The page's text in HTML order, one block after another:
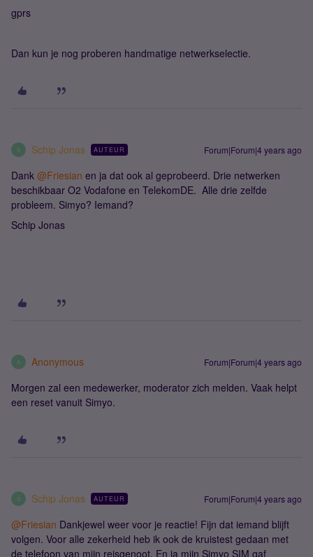
gprs
Dan kun je nog proberen handmatige netwerkselectie.
S Schip Jonas AUTEUR Forum|Forum|4 years ago
Dank @Friesian en ja dat ook al geprobeerd. Drie netwerken
beschikbaar O2 Vodafone en TelekomDE. Alle drie zelfde
probleem. Simyo? Iemand?
Schip Jonas
A Anonymous Forum|Forum|4 years ago
Morgen zal een medewerker, moderator zich melden. Vaak helpt
een reset vanuit Simyo.
S Schip Jonas AUTEUR Forum|Forum|4 years ago
@Friesian Dankjewel weer voor je reactie! Fijn dat iemand blijft
volgen. Voor alle zekerheid heb ik ook de kruistest gedaan met
de telefoon van mijn reisgenoot. En ja mijn Simyo SIM gaf